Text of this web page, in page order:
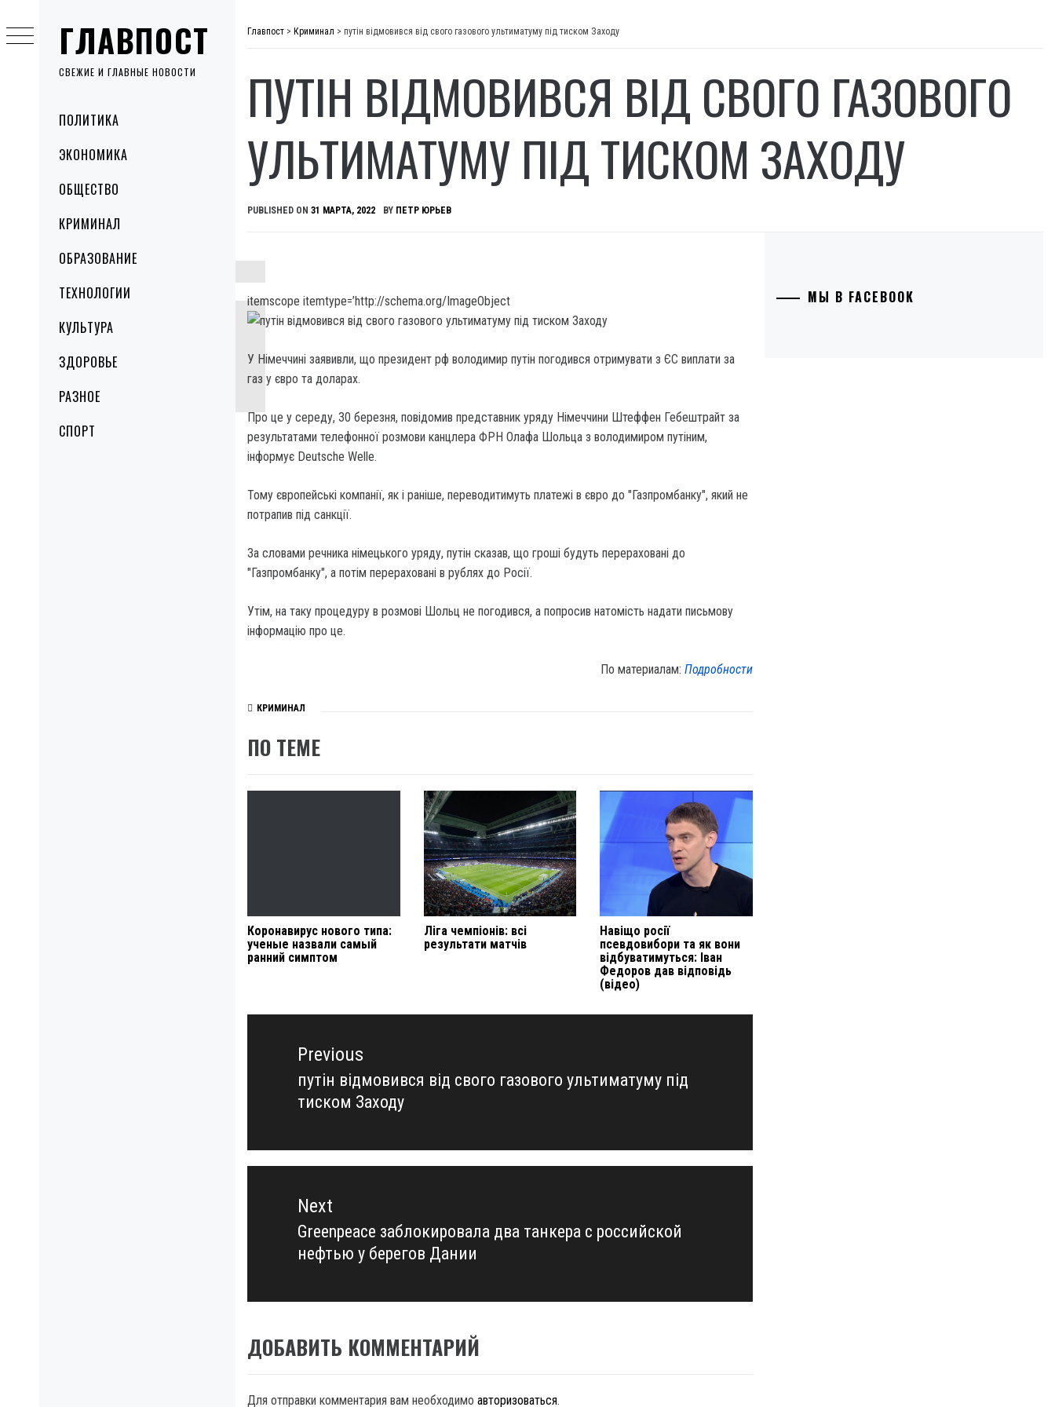
ГЛАВПОСТ
СВЕЖИЕ И ГЛАВНЫЕ НОВОСТИ
MenuПОЛИТИКА
ЭКОНОМИКА
ОБЩЕСТВО
КРИМИНАЛ
ОБРАЗОВАНИЕ
ТЕХНОЛОГИИ
КУЛЬТУРА
ЗДОРОВЬЕ
РАЗНОЕ
СПОРТ
to
content
Главпост > Криминал > путін відмовився від свого газового ультиматуму під тиском Заходу
ПУТІН ВІДМОВИВСЯ ВІД СВОГО ГАЗОВОГО
УЛЬТИМАТУМУ ПІД ТИСКОМ ЗАХОДУ
PUBLISHED ON 31 МАРТА, 2022 BY ПЕТР ЮРЬЕВ
itemscope itemtype=’http://schema.org/ImageObject
У Німеччині заявивли, що президент рф володимир путін погодився отримувати з ЄС виплати за
газ у євро та доларах.
Про це у середу, 30 березня, повідомив представник уряду Німеччини Штеффен Гебештрайт за
результатами телефонної розмови канцлера ФРН Олафа Шольца з володимиром путіним,
інформує Deutsche Welle.
Тому європейські компанії, як і раніше, переводитимуть платежі в євро до "Газпромбанку", який не
потрапив під санкції.
За словами речника німецького уряду, путін сказав, що гроші будуть перераховані до
"Газпромбанку", а потім перераховані в рублях до Росії.
Утім, на таку процедуру в розмові Шольц не погодився, а попросив натомість надати письмову
інформацію про це.
По материалам:Подробности
КРИМИНАЛ
ПО ТЕМЕ
Коронавирус нового типа:
ученые назвали самый
ранний симптом
Ліга чемпіонів: всі
результати матчів
Навіщо росії
псевдовибори та як вони
відбуватимуться: Іван
Федоров дав відповідь
(відео)
Навигация
записямPrevious
Previous
post:
путін відмовився від свого газового ультиматуму під
тиском Заходу
Next
Next
post:
Greenpeace заблокировала два танкера с российской
нефтью у берегов Дании
ДОБАВИТЬ КОММЕНТАРИЙ
Для отправки комментария вам необходимо авторизоваться.
МЫ В FACEBOOK